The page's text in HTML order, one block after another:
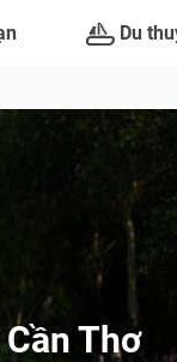
Du
Thơ